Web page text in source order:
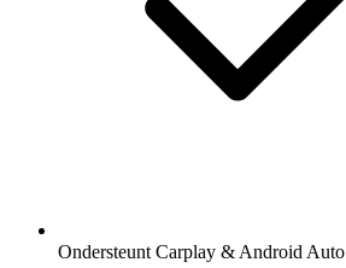
Ondersteunt Carplay & Android Auto